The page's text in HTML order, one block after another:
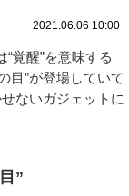
2021.06.06 10:00
覚醒”を意味する
目”が登場していて
ないガジェットに
”